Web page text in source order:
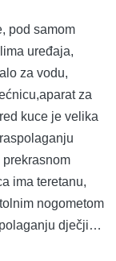
pod samom
uređaja,
za vodu,
za
ima teretanu,
nogometom
dječji